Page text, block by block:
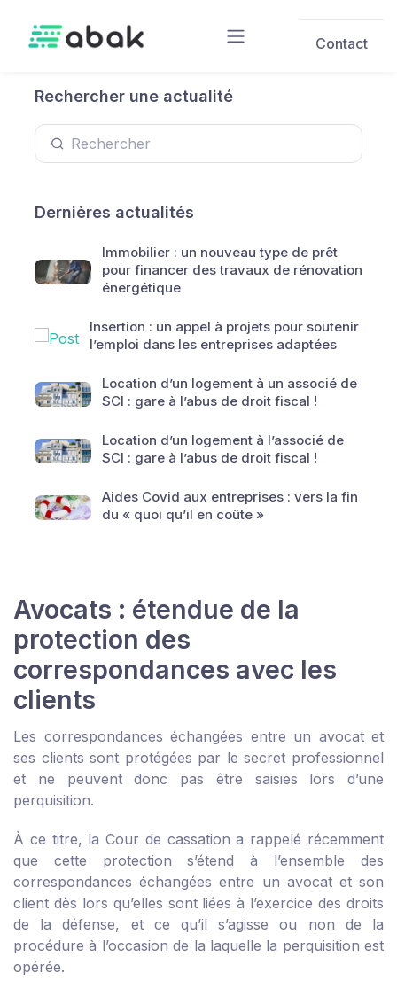
Contact
Rechercher une actualité
Dernières actualités
Immobilier : un nouveau type de prêt
pour financer des travaux de rénovation
énergétique
Insertion : un appel à projets pour soutenir
l’emploi dans les entreprises adaptées
Location d’un logement à un associé de
SCI : gare à l’abus de droit fiscal !
Location d’un logement à l’associé de
SCI : gare à l’abus de droit fiscal !
Aides Covid aux entreprises : vers la fin
du « quoi qu’il en coûte »
Avocats : étendue de la
protection des
correspondances avec les
clients
Les correspondances échangées entre un avocat et
ses clients sont protégées par le secret professionnel
et ne peuvent donc pas être saisies lors d’une
perquisition.
À ce titre, la Cour de cassation a rappelé récemment
que cette protection s’étend à l’ensemble des
correspondances échangées entre un avocat et son
client dès lors qu’elles sont liées à l’exercice des droits
de la défense, et ce qu’il s’agisse ou non de la
procédure à l’occasion de la laquelle la perquisition est
opérée.